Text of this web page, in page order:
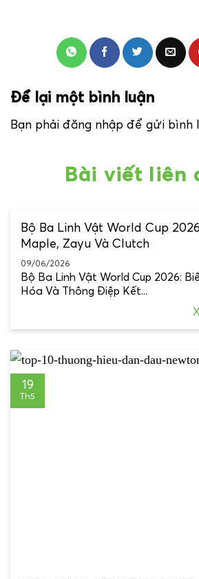
Để lại một bình luận
Bạn phải đăng nhập để gửi bình
Bài viết liên
Bộ Ba Linh Vật World Cup
Maple, Zayu Và Clutch
09/06/2026
Bộ Ba Linh Vật World Cup 2026:
Hóa Và Thông Điệp Kết...
19
Th5